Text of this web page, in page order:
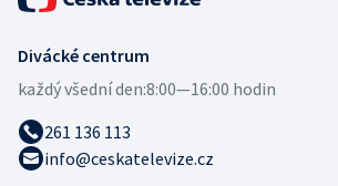
Divácké centrum
každý všední den:8:00—16:00 hodin
261 136 113
info@ceskatelevize.cz